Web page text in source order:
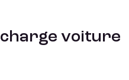
voiture